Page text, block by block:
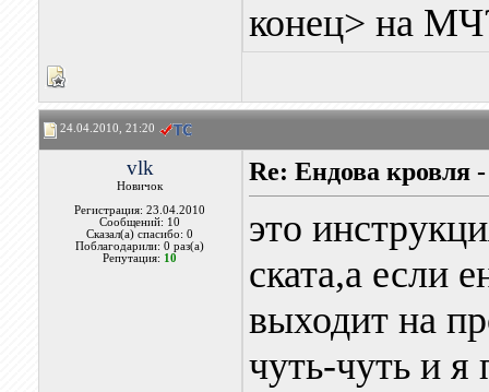
конец> на
24.04.2010, 21:20
vlk
Новичок
Регистрация: 23.04.2010
Сообщений: 10
Сказал(а) спасибо: 0
Поблагодарили: 0 раз(а)
Репутация: 10
Re: Ендова кровля
это
ската,а если
выходит на
чуть-чуть и